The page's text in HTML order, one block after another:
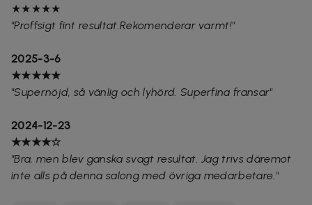
★★★★★
"Proffsigt fint resultat.Rekomenderar varmt!"
2025-3-6
★★★★★
"Supernöjd, så vänlig och lyhörd. Superfina fransar"
2024-12-23
★★★★☆
"Bra, men blev ganska svagt resultat. Jag trivs däremot
inte alls på denna salong med övriga medarbetare."